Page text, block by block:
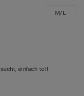
einfach toll
M/L